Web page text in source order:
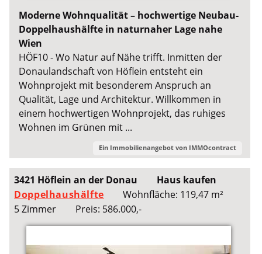
Moderne Wohnqualität – hochwertige Neubau-
Doppelhaushälfte in naturnaher Lage nahe
Wien
HÖF10 - Wo Natur auf Nähe trifft. Inmitten der
Donaulandschaft von Höflein entsteht ein
Wohnprojekt mit besonderem Anspruch an
Qualität, Lage und Architektur. Willkommen in
einem hochwertigen Wohnprojekt, das ruhiges
Wohnen im Grünen mit ...
Ein Immobilienangebot von IMMOcontract
3421 Höflein an der Donau
Haus kaufen
Doppelhaushälfte
Wohnfläche: 119,47 m²
5 Zimmer
Preis: 586.000,-